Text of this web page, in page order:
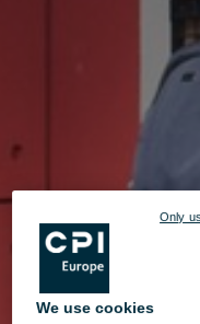
We use cookies
Only